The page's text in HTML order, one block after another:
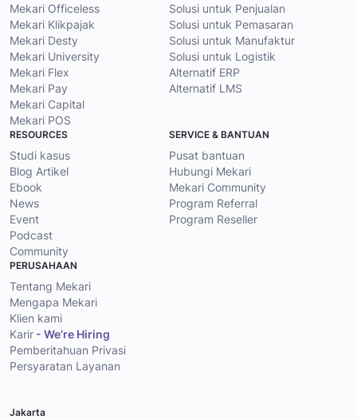
Mekari Officeless
Mekari Klikpajak
Mekari Desty
Mekari University
Mekari Flex
Mekari Pay
Mekari Capital
Mekari POS
Solusi untuk Penjualan
Solusi untuk Pemasaran
Solusi untuk Manufaktur
Solusi untuk Logistik
Alternatif ERP
Alternatif LMS
RESOURCES
Studi kasus
Blog Artikel
Ebook
News
Event
Podcast
Community
SERVICE & BANTUAN
Pusat bantuan
Hubungi Mekari
Mekari Community
Program Referral
Program Reseller
PERUSAHAAN
Tentang Mekari
Mengapa Mekari
Klien kami
Karir - We’re Hiring
Pemberitahuan Privasi
Persyaratan Layanan
Jakarta